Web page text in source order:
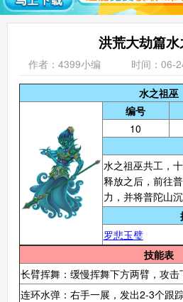
洪荒大劫篇
作者：4399小编 时间：06-
水之祖巫
编号
10
水之祖巫共工，
释放之后，前往
力，并将普陀山沉
罗悲玉璧
技能表
长臂挥舞：缓慢挥舞下方两臂，攻击
连环水弹：右手一展，发出2-3个跟